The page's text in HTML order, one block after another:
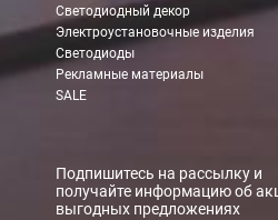
Светодиодный декор
Электроустановочные изделия
Светодиоды
Рекламные материалы
SALE
Подпишитесь на рассылку и
получайте информацию об
выгодных предложениях